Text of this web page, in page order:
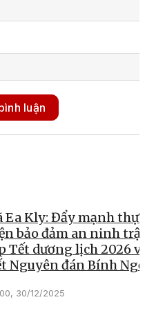
luận
Ea Kly: Đẩy mạnh thực
bảo đảm an ninh
Tết dương lịch 2026
Nguyên đán Bính
30/12/2025